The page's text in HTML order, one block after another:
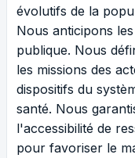
évolutifs de la
Nous anticipons
publique. Nous
les missions des
dispositifs du
santé. Nous
l'accessibilité de
pour favoriser le